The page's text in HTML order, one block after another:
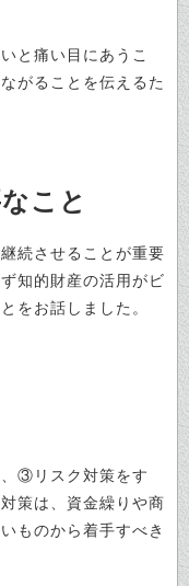
と痛い目にあうこ
がることを伝えるた
こと
続させることが重要
知的財産の活用がビ
をお話しました。
③リスク対策をす
策は、資金繰りや商
ものから着手すべき